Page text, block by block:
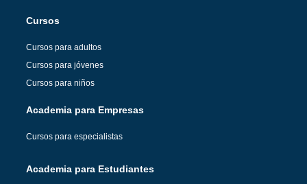
Cursos
Cursos para adultos
Cursos para jóvenes
Cursos para niños
Academia para Empresas
Cursos para especialistas
Academia para Estudiantes